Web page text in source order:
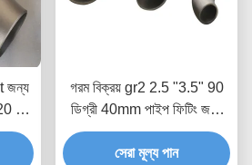
জন্য
90
গরম বিক্রয় gr2 2.5 "3.5" 90
ডিগ্রী 40mm পাইপ ফিটিং জন্য
টাইটানিয়াম কোমর
সেরা মূল্য পান